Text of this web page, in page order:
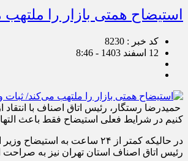
استیضاح همتی بازار را
کد خبر : 8230
12 اسفند 1403 - 8:46
حمیدرضا رستگار، رئیس اتاق اصناف با
کنیم در شرایط فعلی استیضاح فقط باعث
در حالیکه کمتر از ۲۴
رئیس اتاق اصناف استان تهران نیز به